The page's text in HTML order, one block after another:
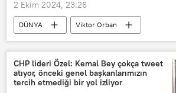
2 Ekim 2024, 23:26
DÜNYA
Viktor Orban
Brüksel
Avrupa Birliği
Kaçak göçmen
Budapeşte
Sınır
Macaristan
CHP lideri Özel: Kemal Bey çokça tweet
atıyor, önceki genel başkanlarımızın
tercih etmediği bir yol izliyor